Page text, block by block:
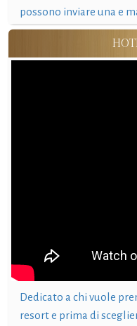
possono inviare una e
Dedicato a chi vuole
resort e prima di